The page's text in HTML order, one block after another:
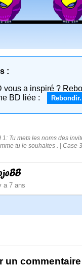
:
vous a inspiré ?
BD liée :
1: Tu mets les noms des
tu le souhaites . | Case
a 7 ans
un commentaire